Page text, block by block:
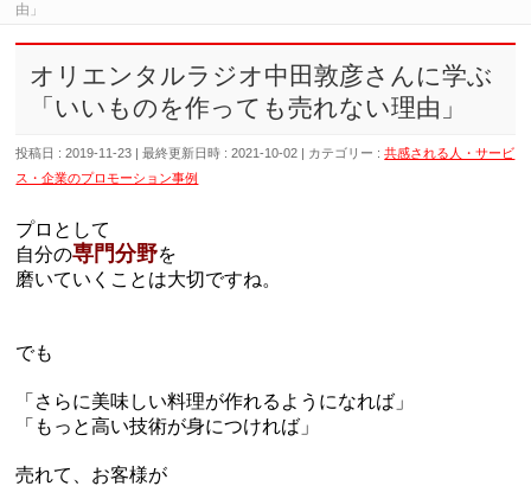
由」
オリエンタルラジオ中田敦彦さんに学ぶ
「いいものを作っても売れない理由」
投稿日 : 2019-11-23 最終更新日時 : 2021-10-02 カテゴリー :共感される人・サービ
ス・企業のプロモーション事例
プロとして
自分の専門分野を
磨いていくことは大切ですね。
でも
「さらに美味しい料理が作れるようになれば」
「もっと高い技術が身につければ」
売れて、お客様が